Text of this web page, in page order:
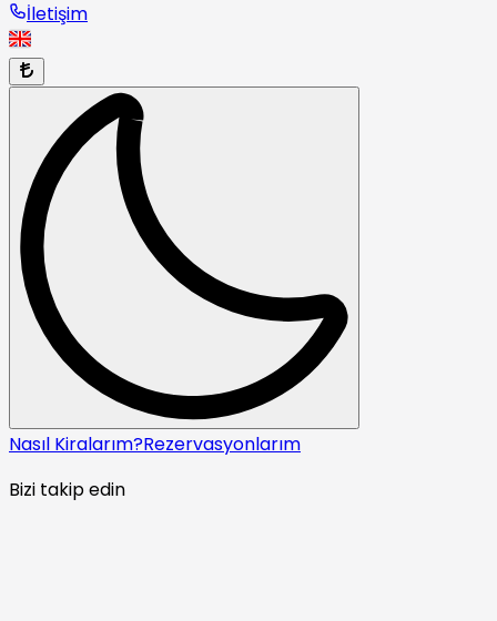
İletişim
Nasıl Kiralarım?Rezervasyonlarım
Bizi takip edin